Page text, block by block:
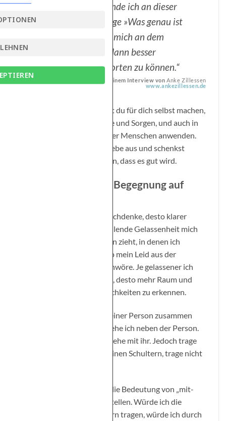
„Manchmal verwende ich an dieser
Stelle auch die Frage »Was genau ist
das Schwierige für mich an dem
Problem?«, um es dann besser
benennen und verorten zu können.“
Yesche Udo Regel in einem Interview vonAnke Zillessen
www.ankezillessen.de
Tonglen-Meditation kannst du für dich selbst machen,
für deine eigenen Probleme und Sorgen, und auch in
Bezug auf die Leiden anderer Menschen anwenden.
Du sendest dabei immer Liebe aus und schenkst
Gelassenheit und Vertrauen, dass es gut wird.
Mitgefühl bedeutet Begegnung auf
Je länger ich über all das nachdenke, desto klarer
erkenne ich, dass meine fehlende Gelassenheit mich
immer wieder in Situationen zieht, in denen ich
empathisch mitleide und so mein Leid aus der
Vergangenheit heraufbeschwöre. Je gelassener ich
jedoch bei mir selbst bleibe, desto mehr Raum und
Platz schaffe ich, um Möglichkeiten zu erkennen.
Gehe ich zum Beispiel mit einer Person zusammen
einen Weg entlang, dann gehe ich neben der Person.
Ich bin an seiner Seite, ich gehe mit ihr. Jedoch trage
ich die Person nicht auf meinen Schultern, trage nicht
Vielleicht hilft dieses Bild, die Bedeutung von „mit-
fühlen“ einprägsam darzustellen. Würde ich die
Person auf meinen Schultern tragen, würde ich durch